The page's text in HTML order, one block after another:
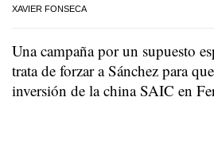
XAVIER FONSECA
Una campaña por un supuesto
trata de forzar a Sánchez para
inversión de la china SAIC en